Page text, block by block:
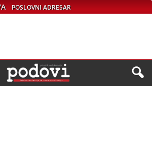
POSLOVNI ADRESAR